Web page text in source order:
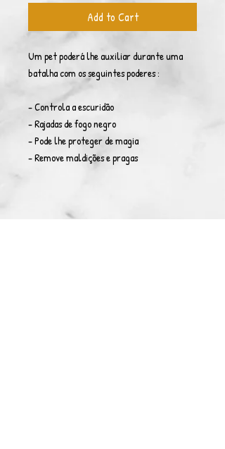
Add to Cart
Um pet poderá lhe auxiliar durante uma
batalha com os seguintes poderes :
- Controla a escuridão
- Rajadas de fogo negro
- Pode lhe proteger de magia
- Remove maldições e pragas